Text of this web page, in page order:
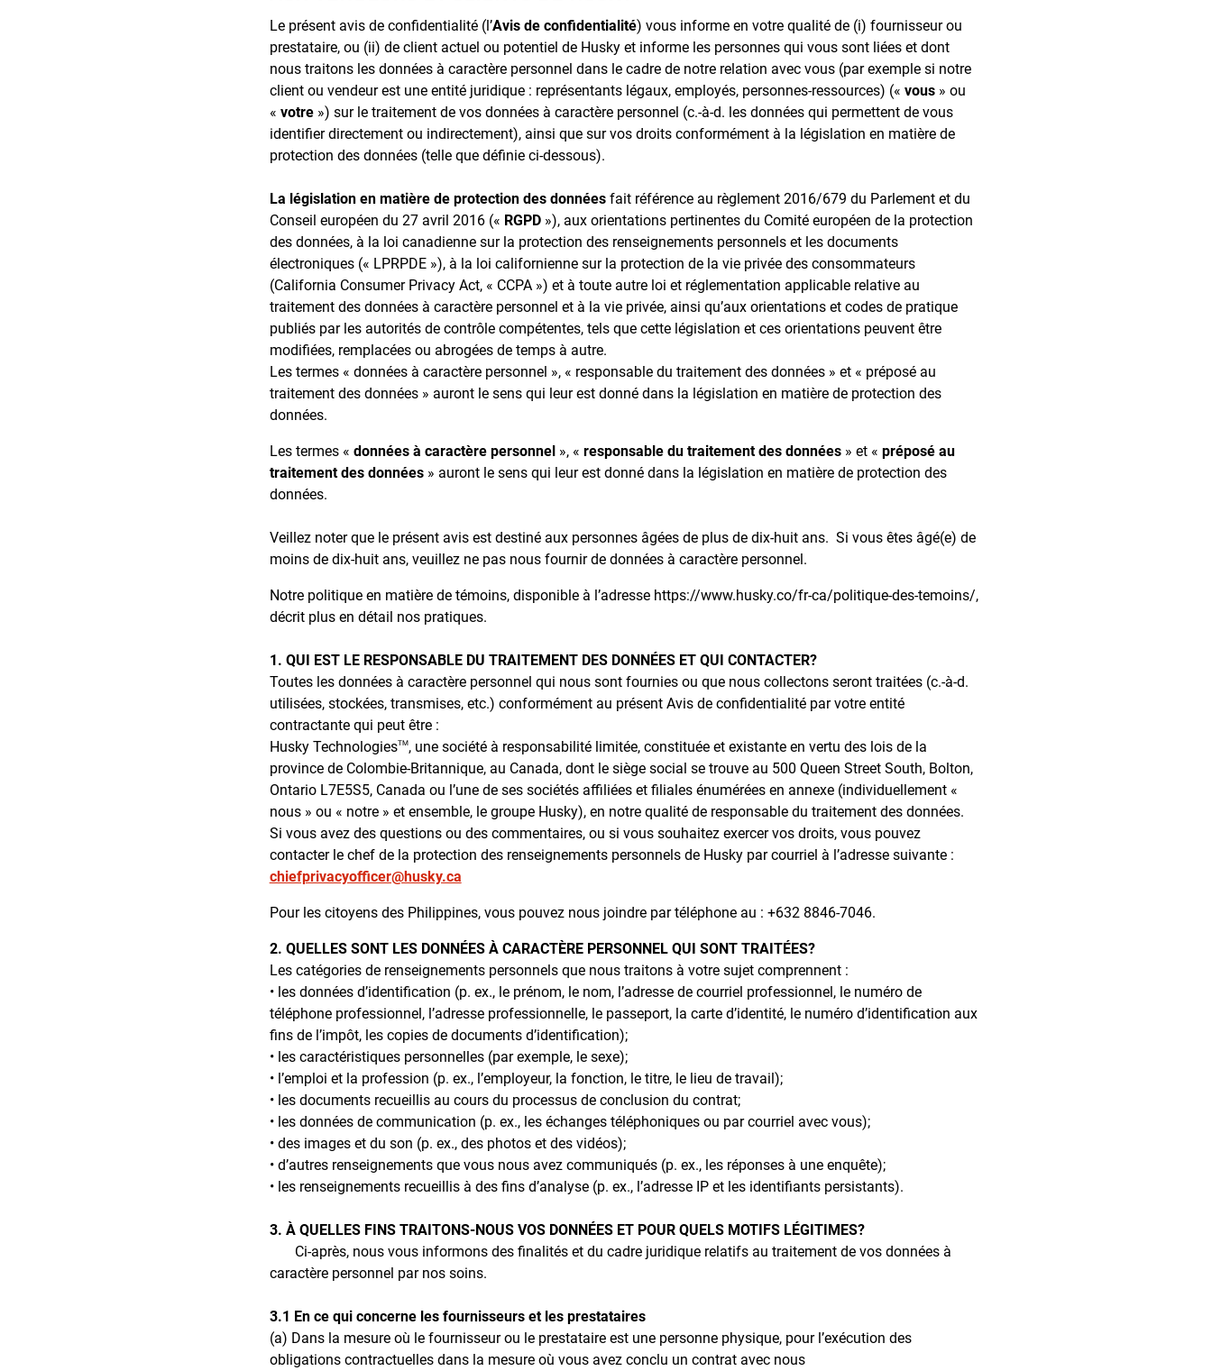
Le présent avis de confidentialité (l’Avis de confidentialité) vous informe en votre qualité de (i) fournisseur ou
prestataire, ou (ii) de client actuel ou potentiel de Husky et informe les personnes qui vous sont liées et dont
nous traitons les données à caractère personnel dans le cadre de notre relation avec vous (par exemple si notre
client ou vendeur est une entité juridique : représentants légaux, employés, personnes-ressources) (« vous» ou
« votre») sur le traitement de vos données à caractère personnel (c.-à-d. les données qui permettent de vous
identifier directement ou indirectement), ainsi que sur vos droits conformément à la législation en matière de
protection des données (telle que définie ci-dessous).
La législation en matière de protection des données fait référence au règlement 2016/679 du Parlement et du
Conseil européen du 27 avril 2016 (« RGPD»), aux orientations pertinentes du Comité européen de la protection
des données, à la loi canadienne sur la protection des renseignements personnels et les documents
électroniques (« LPRPDE »), à la loi californienne sur la protection de la vie privée des consommateurs
(California Consumer Privacy Act, « CCPA ») et à toute autre loi et réglementation applicable relative au
traitement des données à caractère personnel et à la vie privée, ainsi qu’aux orientations et codes de pratique
publiés par les autorités de contrôle compétentes, tels que cette législation et ces orientations peuvent être
modifiées, remplacées ou abrogées de temps à autre.
Les termes « données à caractère personnel », « responsable du traitement des données » et « préposé au
traitement des données » auront le sens qui leur est donné dans la législation en matière de protection des
données.
Les termes « données à caractère personnel», « responsable du traitement des données» et « préposé au
traitement des données» auront le sens qui leur est donné dans la législation en matière de protection des
données.
Veillez noter que le présent avis est destiné aux personnes âgées de plus de dix-huit ans. Si vous êtes âgé(e) de
moins de dix-huit ans, veuillez ne pas nous fournir de données à caractère personnel.
Notre politique en matière de témoins, disponible à l’adresse https://www.husky.co/fr-ca/politique-des-temoins/,
décrit plus en détail nos pratiques.
1. QUI EST LE RESPONSABLE DU TRAITEMENT DES DONNÉES ET QUI CONTACTER?
Toutes les données à caractère personnel qui nous sont fournies ou que nous collectons seront traitées (c.-à-d.
utilisées, stockées, transmises, etc.) conformément au présent Avis de confidentialité par votre entité
contractante qui peut être :
Husky TechnologiesTM, une société à responsabilité limitée, constituée et existante en vertu des lois de la
province de Colombie-Britannique, au Canada, dont le siège social se trouve au 500 Queen Street South, Bolton,
Ontario L7E5S5, Canada ou l’une de ses sociétés affiliées et filiales énumérées en annexe (individuellement «
nous » ou « notre » et ensemble, le groupe Husky), en notre qualité de responsable du traitement des données.
Si vous avez des questions ou des commentaires, ou si vous souhaitez exercer vos droits, vous pouvez
contacter le chef de la protection des renseignements personnels de Husky par courriel à l’adresse suivante :
chiefprivacyofficer@husky.ca
Pour les citoyens des Philippines, vous pouvez nous joindre par téléphone au : +632 8846-7046.
2. QUELLES SONT LES DONNÉES À CARACTÈRE PERSONNEL QUI SONT TRAITÉES?
Les catégories de renseignements personnels que nous traitons à votre sujet comprennent :
• les données d’identification (p. ex., le prénom, le nom, l’adresse de courriel professionnel, le numéro de
téléphone professionnel, l’adresse professionnelle, le passeport, la carte d’identité, le numéro d’identification aux
fins de l’impôt, les copies de documents d’identification);
• les caractéristiques personnelles (par exemple, le sexe);
• l’emploi et la profession (p. ex., l’employeur, la fonction, le titre, le lieu de travail);
• les documents recueillis au cours du processus de conclusion du contrat;
• les données de communication (p. ex., les échanges téléphoniques ou par courriel avec vous);
• des images et du son (p. ex., des photos et des vidéos);
• d’autres renseignements que vous nous avez communiqués (p. ex., les réponses à une enquête);
• les renseignements recueillis à des fins d’analyse (p. ex., l’adresse IP et les identifiants persistants).
3. À QUELLES FINS TRAITONS-NOUS VOS DONNÉES ET POUR QUELS MOTIFS LÉGITIMES?
Ci-après, nous vous informons des finalités et du cadre juridique relatifs au traitement de vos données à
caractère personnel par nos soins.
3.1 En ce qui concerne les fournisseurs et les prestataires
(a) Dans la mesure où le fournisseur ou le prestataire est une personne physique, pour l’exécution des
obligations contractuelles dans la mesure où vous avez conclu un contrat avec nous